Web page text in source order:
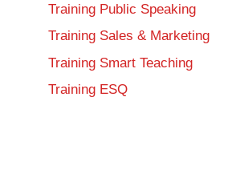
Training Public Speaking
Training Sales & Marketing
Training Smart Teaching
Training ESQ